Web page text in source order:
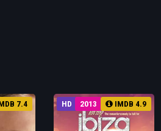
7.4 HD 2013 IMDB 4.9